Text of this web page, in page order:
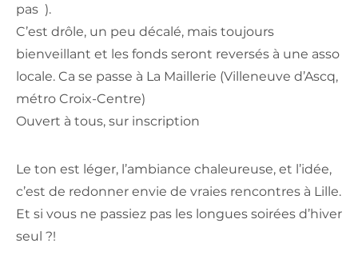
pas ).
C’est drôle, un peu décalé, mais toujours
bienveillant et les fonds seront reversés à une asso
locale. Ca se passe à La Maillerie (Villeneuve d’Ascq,
métro Croix-Centre)
Ouvert à tous, sur inscription
Le ton est léger, l’ambiance chaleureuse, et l’idée,
c’est de redonner envie de vraies rencontres à Lille.
Et si vous ne passiez pas les longues soirées d’hiver
seul ?!